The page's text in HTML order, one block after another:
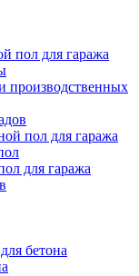
пол для гаража
производственных
пол для гаража
для гаража
бетона